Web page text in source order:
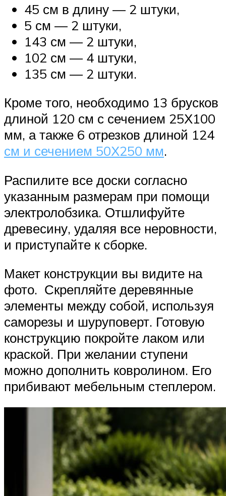
45 см в длину — 2 штуки,
5 см — 2 штуки,
143 см — 2 штуки,
102 см — 4 штуки,
135 см — 2 штуки.
Кроме того, необходимо 13 брусков
длиной 120 см с сечением 25Х100
мм, а также 6 отрезков длиной 124
см и сечением 50Х250 мм.
Распилите все доски согласно
указанным размерам при помощи
электролобзика. Отшлифуйте
древесину, удаляя все неровности,
и приступайте к сборке.
Макет конструкции вы видите на
фото. Скрепляйте деревянные
элементы между собой, используя
саморезы и шуруповерт. Готовую
конструкцию покройте лаком или
краской. При желании ступени
можно дополнить ковролином. Его
прибивают мебельным степлером.